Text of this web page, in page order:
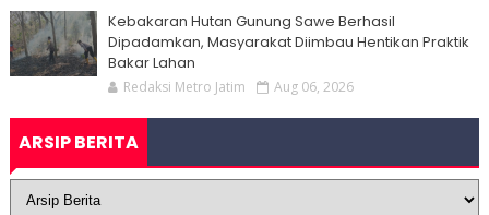
Kebakaran Hutan Gunung Sawe Berhasil
Dipadamkan, Masyarakat Diimbau Hentikan Praktik
Bakar Lahan
Redaksi Metro Jatim Aug 06, 2026
ARSIP BERITA